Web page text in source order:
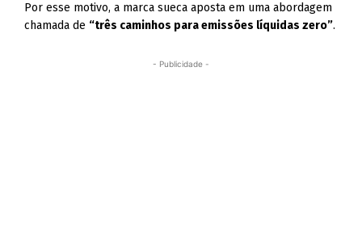
Por esse motivo, a marca sueca aposta em uma abordagem
chamada de “três caminhos para emissões líquidas zero”.
- Publicidade -